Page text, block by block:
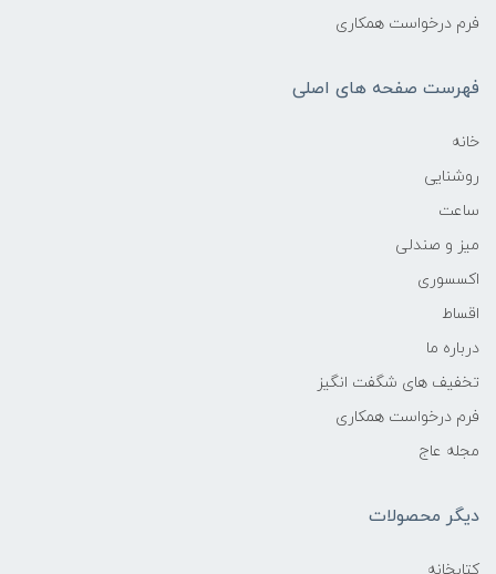
فرم درخواست همکاری
فهرست صفحه های اصلی
خانه
روشنایی
ساعت
میز و صندلی
اکسسوری
اقساط
درباره ما
تخفیف های شگفت انگیز
فرم درخواست همکاری
مجله عاج
دیگر محصولات
کتابخانه